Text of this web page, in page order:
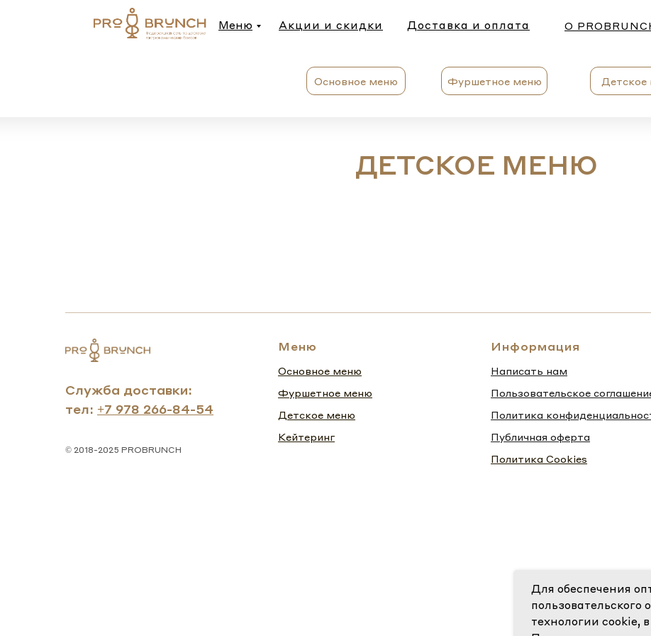
Меню О
Акции и скидки Доставка и оплата
Основное меню Фуршетное меню
ДЕТСКОЕ МЕНЮ
Служба доставки:
тел: +7 978 266-84-54
© 2018-2025 PROBRUNCH
Меню
Основное меню
Фуршетное меню
Детское меню
Кейтеринг
Информация
Написать нам
Пользовательское
Политика
Публичная оферта
Политика Cookies
Для обеспечения
пользовательского
технологии cookie,